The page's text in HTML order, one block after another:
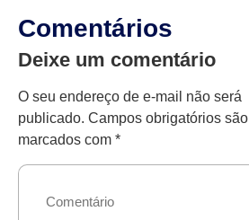
Comentários
Deixe um comentário
O seu endereço de e-mail não será
publicado. Campos obrigatórios são
marcados com *